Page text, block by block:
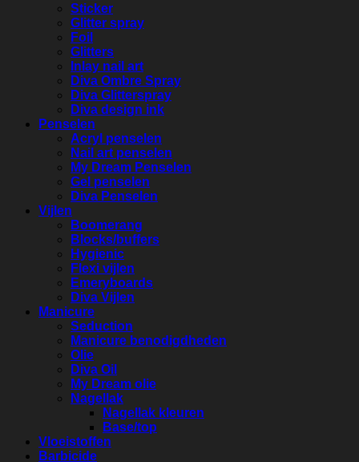
Sticker
Glitter spray
Foil
Glitters
Inlay nail art
Diva Ombre Spray
Diva Glitterspray
Diva design ink
Penselen
Acryl penselen
Nail art penselen
My Dream Penselen
Gel penselen
Diva Penselen
Vijlen
Boomerang
Blocks/buffers
Hygienic
Flexi vijlen
Emeryboards
Diva Vijlen
Manicure
Seduction
Manicure benodigdheden
Olie
Diva Oil
My Dream olie
Nagellak
Nagellak kleuren
Base/top
Vloeistoffen
Barbicide